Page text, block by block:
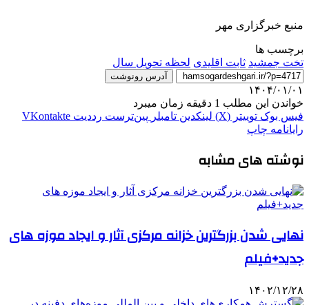
منبع خبرگزاری مهر
برچسب ها
تخت جمشید ثابت اقلیدی لحظه تحویل سال
آدرس رونوشت
۱۴۰۴/۰۱/۰۱
خواندن این مطلب 1 دقیقه زمان میبرد
فیس بوک توییتر (X) لینکدین ‫تامبلر ‫پین‌ترست ‫رددیت ‫VKontakte
رایانامه چاپ
نوشته های مشابه
نهایی شدن بزرگترین خزانه مرکزی آثار و ایجاد موزه های
جدید+فیلم
۱۴۰۲/۱۲/۲۸